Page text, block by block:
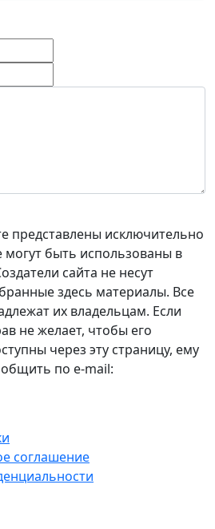
представлены исключительно
могут быть использованы в
сайта не несут
здесь материалы. Все
их владельцам. Если
не желает, чтобы его
через эту страницу, ему
по e-mail:
соглашение